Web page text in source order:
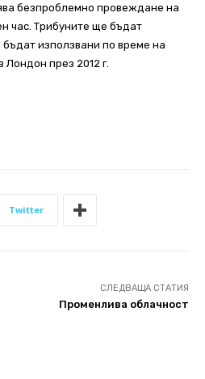
безпроблемно провеждане на
час. Трибуните ще бъдат
използвани по време на
Лондон през 2012 г.
Twitter
СЛЕДВАЩА СТАТИЯ
Променлива облачност